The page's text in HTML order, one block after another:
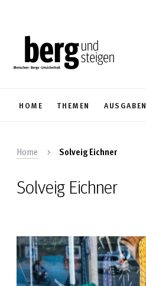
HOME THEMEN AUSGABEN
Home Solveig Eichner
Solveig Eichner